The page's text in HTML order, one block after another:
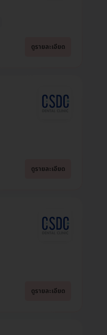
ดูรายละเอียด
ดูรายละเอียด
ดูรายละเอียด